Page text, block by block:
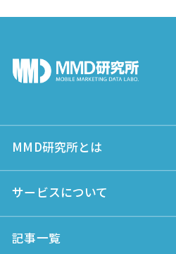
MMD研究所とは
サービスについて
記事一覧